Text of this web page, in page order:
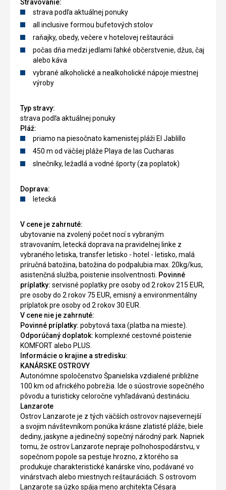
Stravovanie:
strava podľa aktuálnej ponuky
all inclusive formou bufetových stolov
raňajky, obedy, večere v hotelovej reštaurácii
počas dňa medzi jedlami ľahké občerstvenie, džus, čaj
alebo káva
vybrané alkoholické a nealkoholické nápoje miestnej
výroby
Typ stravy:
strava podľa aktuálnej ponuky
Pláž:
priamo na piesočnato kamenistej pláži El Jablillo
450 m od väčšej pláže Playa de las Cucharas
slnečníky, ležadlá a vodné športy (za poplatok)
Doprava:
letecká
V cene je zahrnuté:
ubytovanie na zvolený počet nocí s vybraným
stravovaním, letecká doprava na pravidelnej linke z
vybraného letiska, transfer letisko - hotel - letisko, malá
príručná batožina, batožina do podpalubia max. 20kg/kus,
asistenčná služba, poistenie insolventnosti. Povinné
príplatky: servisné poplatky pre osoby od 2 rokov 215 EUR,
pre osoby do 2 rokov 75 EUR, emisný a environmentálny
príplatok pre osoby od 2 rokov 30 EUR.
V cene nie je zahrnuté:
Povinné príplatky: pobytová taxa (platba na mieste).
Odporúčaný doplatok: komplexné cestovné poistenie
KOMFORT alebo PLUS.
Informácie o krajine a stredisku:
KANÁRSKE OSTROVY
Autonómne spoločenstvo Španielska vzdialené približne
100 km od afrického pobrežia. Ide o súostrovie sopečného
pôvodu a turisticky celoročne vyhľadávanú destináciu.
Lanzarote
Ostrov Lanzarote je z tých väčších ostrovov najsevernejší
a svojim návštevníkom ponúka krásne zlatisté pláže, biele
dediny, jaskyne a jedinečný sopečný národný park. Napriek
tomu, že ostrov Lanzarote nepraje poľnohospodárstvu, v
sopečnom popole sa pestuje hrozno, z ktorého sa
produkuje charakteristické kanárske víno, podávané vo
vinárstvach alebo miestnych reštauráciách. S ostrovom
Lanzarote sa úzko spája meno architekta Césara